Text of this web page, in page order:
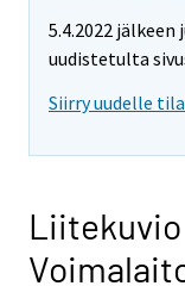
5.4.2022
uudistetulta
Siirry uudelle